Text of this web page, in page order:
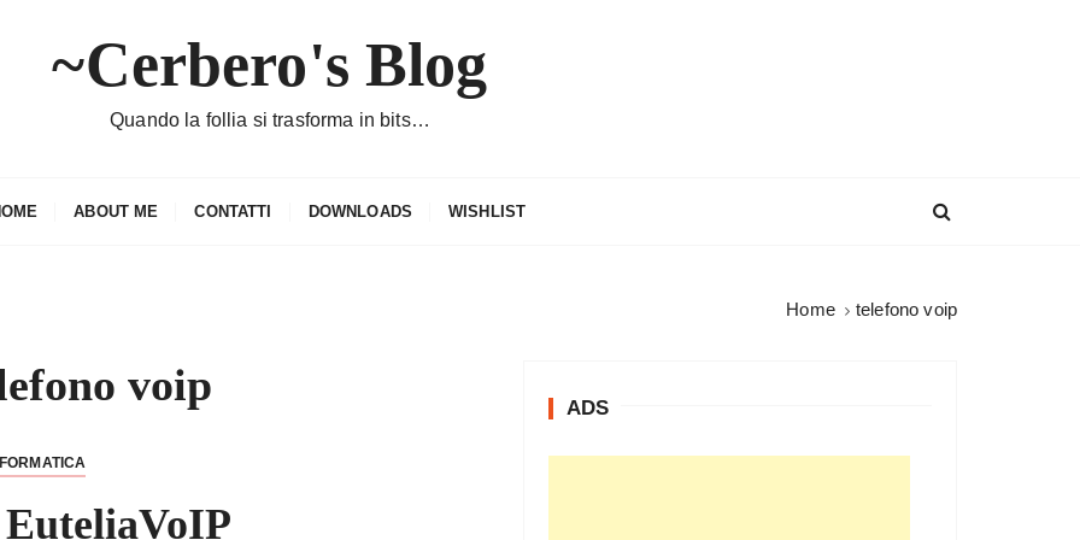
~Cerbero's Blog
Quando la follia si trasforma in bits…
ABOUT ME CONTATTI DOWNLOADS WISHLIST
Home telefono voip
voip ADS